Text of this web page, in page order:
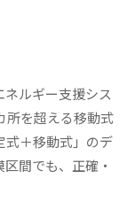
ルギー支援シス
所を超える移動式
式＋移動式」のデ
間でも、正確・